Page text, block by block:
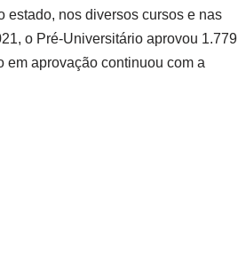
estado, nos diversos cursos e nas
o Pré-Universitário aprovou 1.779
em aprovação continuou com a